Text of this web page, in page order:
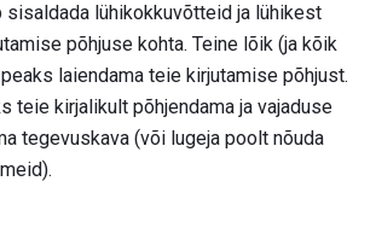
sisaldada lühikokkuvõtteid ja lühikest
põhjuse kohta. Teine lõik (ja kõik
laiendama teie kirjutamise põhjust.
teie kirjalikult põhjendama ja vajaduse
tegevuskava (või lugeja poolt nõuda